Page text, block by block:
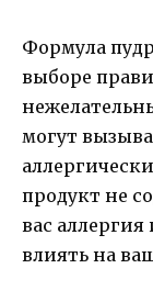
Формула
выборе
могут
продукт не
вас
влиять на